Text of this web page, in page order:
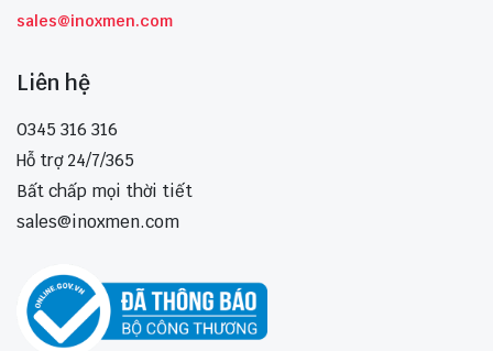
sales@inoxmen.com
Liên hệ
0345 316 316
Hỗ trợ 24/7/365
Bất chấp mọi thời tiết
sales@inoxmen.com